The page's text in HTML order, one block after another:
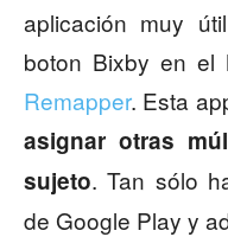
aplicación muy
boton Bixby en
Remapper. Esta
asignar otras
sujeto. Tan sólo
de Google Play y